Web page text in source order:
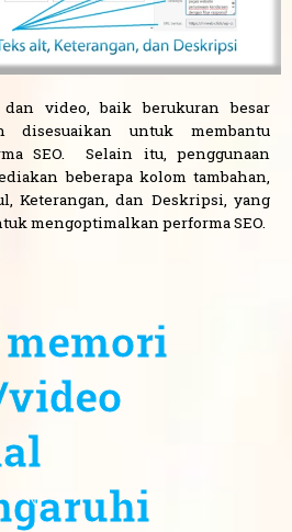
dan video, baik berukuran besar
disesuaikan untuk membantu
SEO. Selain itu, penggunaan
beberapa kolom tambahan,
Keterangan, dan Deskripsi, yang
mengoptimalkan performa SEO.